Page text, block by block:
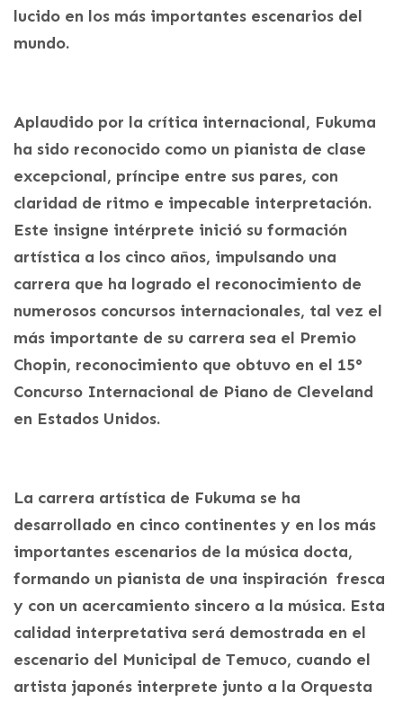
lucido en los más importantes escenarios del
mundo.
Aplaudido por la crítica internacional, Fukuma
ha sido reconocido como un pianista de clase
excepcional, príncipe entre sus pares, con
claridad de ritmo e impecable interpretación.
Este insigne intérprete inició su formación
artística a los cinco años, impulsando una
carrera que ha logrado el reconocimiento de
numerosos concursos internacionales, tal vez el
más importante de su carrera sea el Premio
Chopin, reconocimiento que obtuvo en el 15°
Concurso Internacional de Piano de Cleveland
en Estados Unidos.
La carrera artística de Fukuma se ha
desarrollado en cinco continentes y en los más
importantes escenarios de la música docta,
formando un pianista de una inspiración fresca
y con un acercamiento sincero a la música. Esta
calidad interpretativa será demostrada en el
escenario del Municipal de Temuco, cuando el
artista japonés interprete junto a la Orquesta